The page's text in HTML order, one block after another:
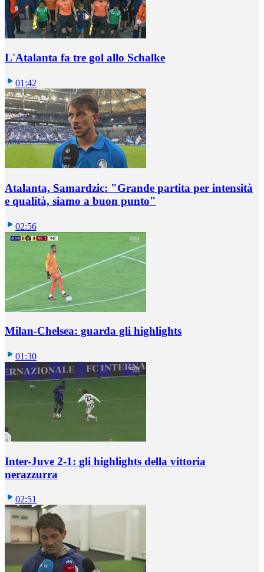
L'Atalanta fa tre gol allo Schalke
01:42
Atalanta, Samardzic: "Grande partita per intensità
e qualità, siamo a buon punto"
02:56
Milan-Chelsea: guarda gli highlights
01:30
Inter-Juve 2-1: gli highlights della vittoria
nerazzurra
02:51